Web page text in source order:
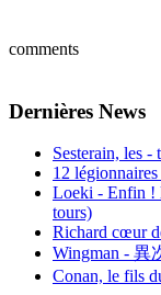
comments
Dernières News
Sesterain, les -
12
Loeki - Enfin !
tours)
Richard cœur
Wingman - 異
Conan, le fils